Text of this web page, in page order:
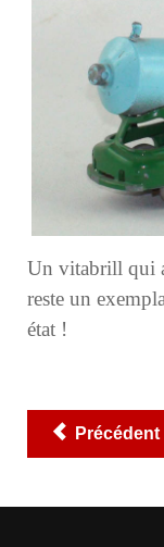
Un vitabrill qui
reste un
état !
Précédent